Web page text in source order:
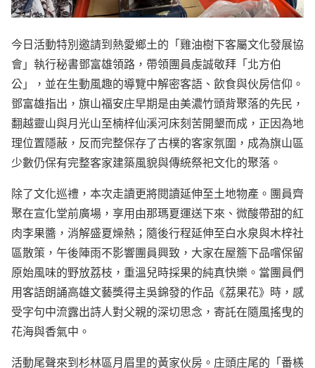
今日活動特別邀請到熱愛鄉土的「雞油樹下客屬文化發展協
會」執行秘書鄧富雄領路，帶領團員虔誠敬拜「北方伯
公」，並在生動風趣的導覽中解密客語、飲食與伙房信仰。
鄧富雄指出，旗山福安庄早期是由美濃竹頭背聚落的先民，
翻越靈山與月光山至楠梓仙溪河床刻苦開墾而成，正因為地
理位置隱蔽，反而完整保存了古樸的客家氛圍，成為旗山區
少數仍保有完整客家建築風貌與傳統祭祀文化的聚落。
除了文化巡禮，本次走讀更將閱讀延伸至土地物產。團員齊
聚在宣化堂前廣場，享用由那瑪夏運送下來、微酸帶甜的紅
肉李果醬，消解盛夏燥熱；隨後行程延伸至白水泉與木梓社
區散策，午後陣雨不影響團員興致，大家在屋簷下品嚐保留
原始風味的野放荔枝，重溫兒時採果的純真快樂。當團員們
用客語朗誦高雄文藝獎得主吳錦發的作品《荔果花》時，感
受字句中流露出詩人對父親的深切思念，寄託在隨風搖曳的
花海與香氣中。
活動尾聲來到杉林區月眉里的黃家伙房。庄頭庄尾的「番檨